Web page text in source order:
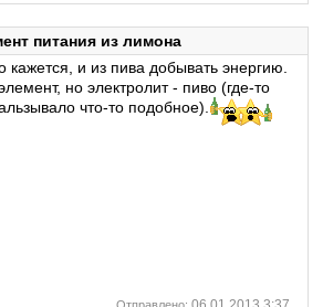
питания из лимона
кажется, и из пива добывать энергию.
но электролит - пиво (где-то
что-то подобное).